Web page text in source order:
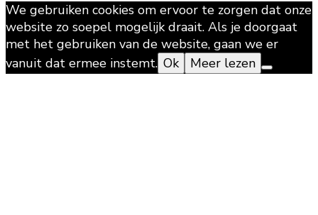
We gebruiken cookies om ervoor te zorgen dat onze
website zo soepel mogelijk draait. Als je doorgaat
met het gebruiken van de website, gaan we er
vanuit dat ermee instemt. Ok Meer lezen